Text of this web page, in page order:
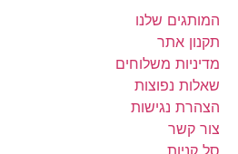
שלנו
משלוחים